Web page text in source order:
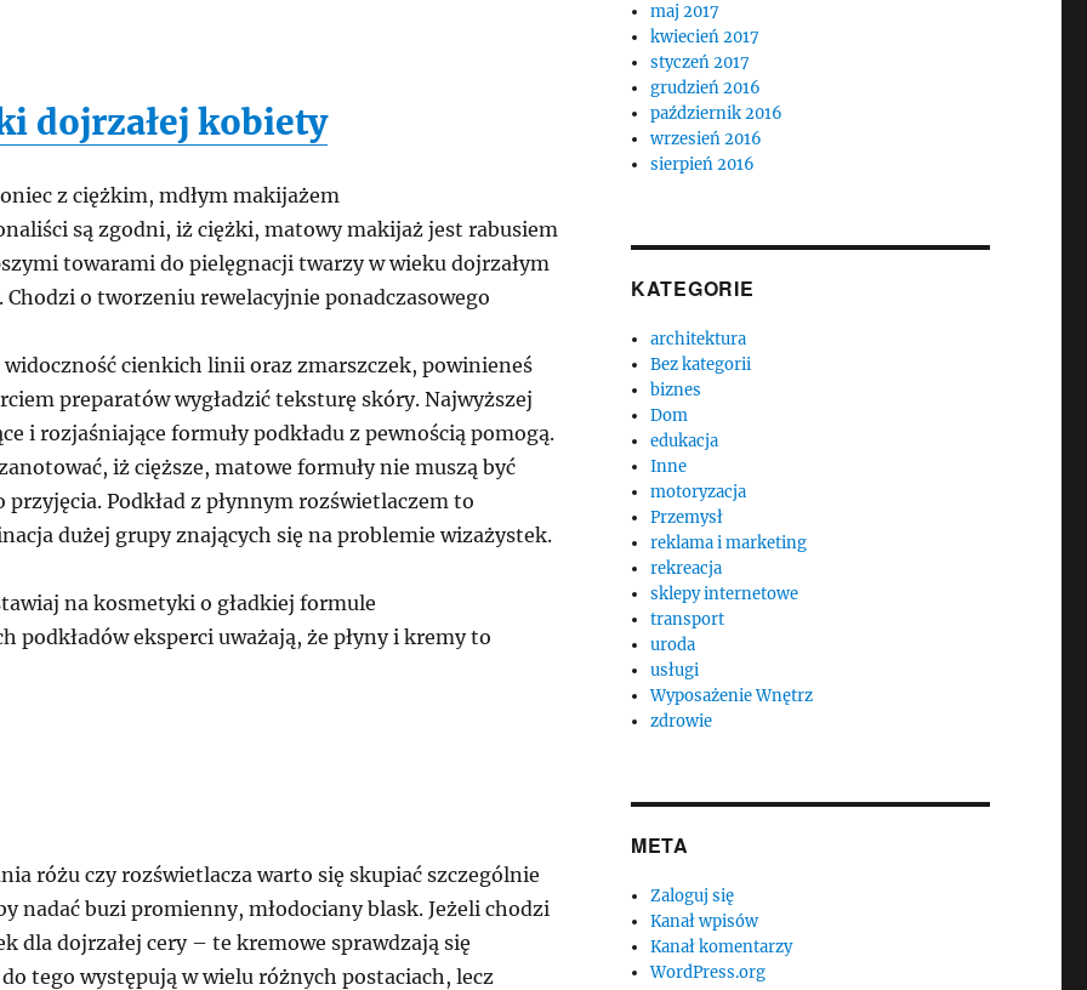
dojrzałej kobiety
z ciężkim, mdłym makijażem
są zgodni, iż ciężki, matowy makijaż jest rabusiem
towarami do pielęgnacji twarzy w wieku dojrzałym
Chodzi o tworzeniu rewelacyjnie ponadczasowego
widoczność cienkich linii oraz zmarszczek, powinieneś
preparatów wygładzić teksturę skóry. Najwyższej
i rozjaśniające formuły podkładu z pewnością pomogą.
iż cięższe, matowe formuły nie muszą być
przyjęcia. Podkład z płynnym rozświetlaczem to
dużej grupy znających się na problemie wizażystek.
na kosmetyki o gładkiej formule
podkładów eksperci uważają, że płyny i kremy to
różu czy rozświetlacza warto się skupiać szczególnie
nadać buzi promienny, młodociany blask. Jeżeli chodzi
dla dojrzałej cery – te kremowe sprawdzają się
tego występują w wielu różnych postaciach, lecz
maj 2017
kwiecień 2017
styczeń 2017
grudzień 2016
październik 2016
wrzesień 2016
sierpień 2016
KATEGORIE
architektura
Bez kategorii
biznes
Dom
edukacja
Inne
motoryzacja
Przemysł
reklama i marketing
rekreacja
sklepy internetowe
transport
uroda
usługi
Wyposażenie Wnętrz
zdrowie
META
Zaloguj się
Kanał wpisów
Kanał komentarzy
WordPress.org